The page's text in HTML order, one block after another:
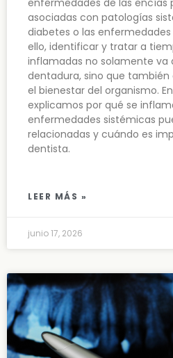
enfermedades de las encías
asociadas con patologías
diabetes o las
ello, identificar y tratar a
inflamadas no solamente va
dentadura, sino que también
el bienestar del organismo.
explicamos por qué se
enfermedades sistémicas
relacionadas y cuándo es
dentista.
LEER MÁS »
junio 17, 2026